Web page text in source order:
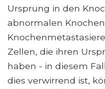
Ursprung in den
abnormalen
Zellen, die ihren
haben - in diesem
dies verwirrend ist,